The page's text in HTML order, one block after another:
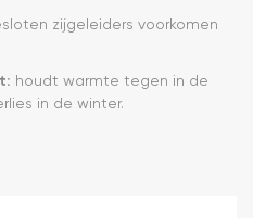
zijgeleiders voorkomen
houdt warmte tegen in de
in de winter.